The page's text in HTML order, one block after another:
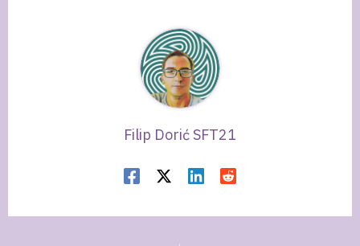
Filip Dorić SFT21